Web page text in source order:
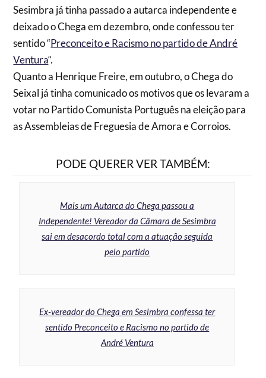
Sesimbra já tinha passado a autarca independente e
deixado o Chega em dezembro, onde confessou ter
sentido “Preconceito e Racismo no partido de André
Ventura“.
Quanto a Henrique Freire, em outubro, o Chega do
Seixal já tinha comunicado os motivos que os levaram a
votar no Partido Comunista Português na eleição para
as Assembleias de Freguesia de Amora e Corroios.
PODE QUERER VER TAMBÉM:
Mais um Autarca do Chega passou a
Independente! Vereador da Câmara de Sesimbra
sai em desacordo total com a atuação seguida
pelo partido
Ex-vereador do Chega em Sesimbra confessa ter
sentido Preconceito e Racismo no partido de
André Ventura